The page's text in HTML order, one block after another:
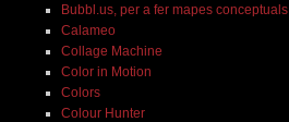
Bubbl.us, per a fer mapes conceptuals
Calameo
Collage Machine
Color in Motion
Colors
Colour Hunter